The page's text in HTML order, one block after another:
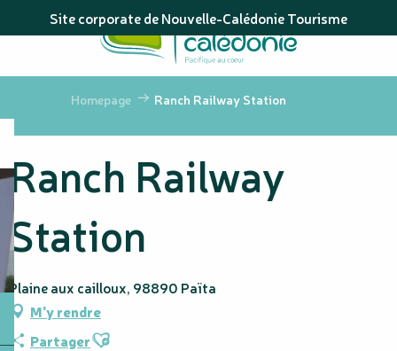
au
principal
Site corporate de Nouvelle-Calédonie Tourisme
Homepage Ranch Railway Station
Ranch Railway
Station
Plaine aux cailloux, 98890 Païta
M'y rendre
PartagerAjouter aux favoris